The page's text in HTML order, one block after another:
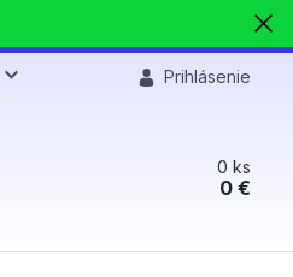
Prihlásenie
0 ks
0 €